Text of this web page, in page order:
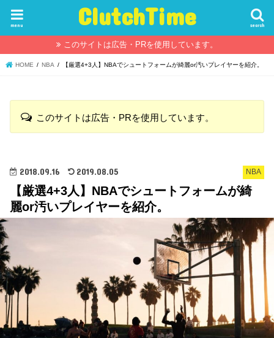
ClutchTime search
menu
このサイトは広告・PRを使用しています。
HOME NBA 【厳選4+3人】NBAでシュートフォームが綺麗or汚いプレイヤーを紹介。
このサイトは広告・PRを使用しています。
NBA
2018.09.16 2019.08.05
【厳選4+3人】NBAでシュートフォームが綺
麗or汚いプレイヤーを紹介。